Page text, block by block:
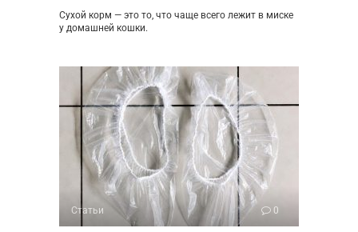
Сухой корм — это то, что чаще всего лежит в миске
у домашней кошки.
Статьи 0